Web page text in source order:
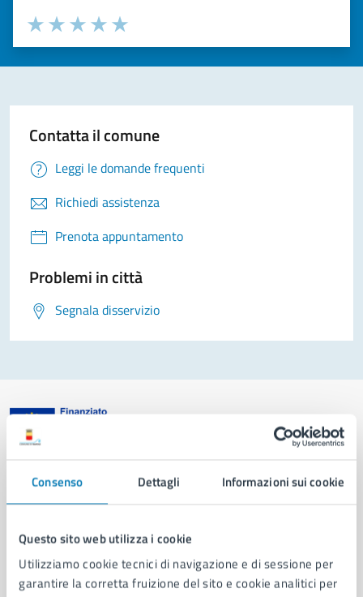
Consenso Dettagli Informazioni sui cookie
Questo sito web utilizza i cookie
Utilizziamo cookie tecnici di navigazione e di sessione per
garantire la corretta fruizione del sito e cookie analitici per
Valuta la chiarezza delle informazioni (da 1 a 5 stelle)
Seleziona il numero di stelle per valutare la chiarezza delle
Valuta 5 stelle su 5
Valuta 4 stelle su 5
Valuta 3 stelle su 5
Valuta 2 stelle su 5
Valuta 1 stelle su 5
Contatta il comune
Leggi le domande frequenti
Richiedi assistenza
Prenota appuntamento
Problemi in città
Segnala disservizio
Aree amministrative
Organi di governo
Municipalità